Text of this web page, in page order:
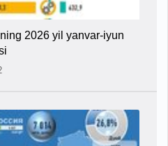
2026 yil yanvar-iyun